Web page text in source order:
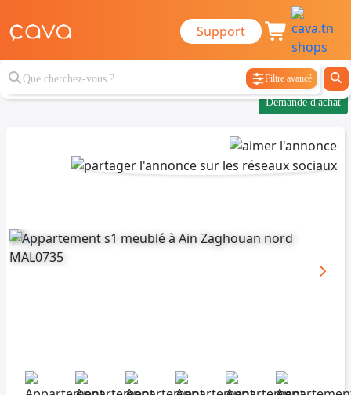
Support
Filtre avancé
Demande d'achat